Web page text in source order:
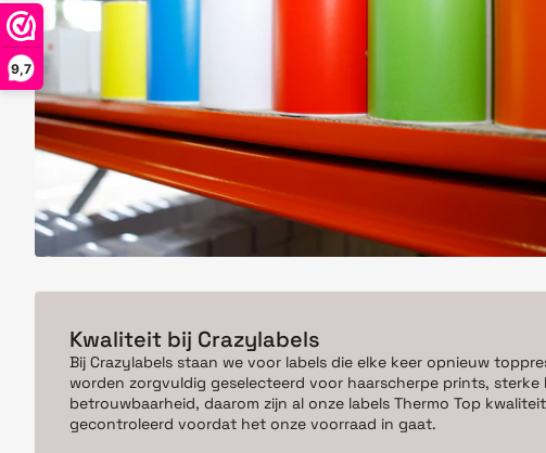
9,7
Kwaliteit bij Crazylabels
Bij Crazylabels staan we voor labels die elke keer opnieuw
worden zorgvuldig geselecteerd voor haarscherpe prints,
betrouwbaarheid, daarom zijn al onze labels Thermo Top
gecontroleerd voordat het onze voorraad in gaat.